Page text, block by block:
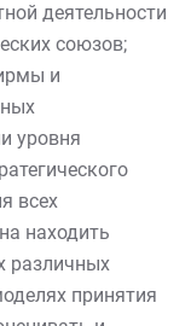
деятельности
союзов;
и
уровня
всех
находить
различных
принятия